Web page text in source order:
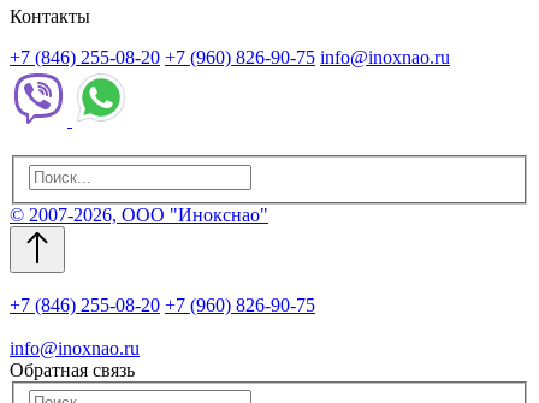
Контакты
+7 (846) 255-08-20 +7 (960) 826-90-75 info@inoxnao.ru
© 2007-2026, ООО "Инокснао"
+7 (846) 255-08-20 +7 (960) 826-90-75
info@inoxnao.ru
Обратная связь